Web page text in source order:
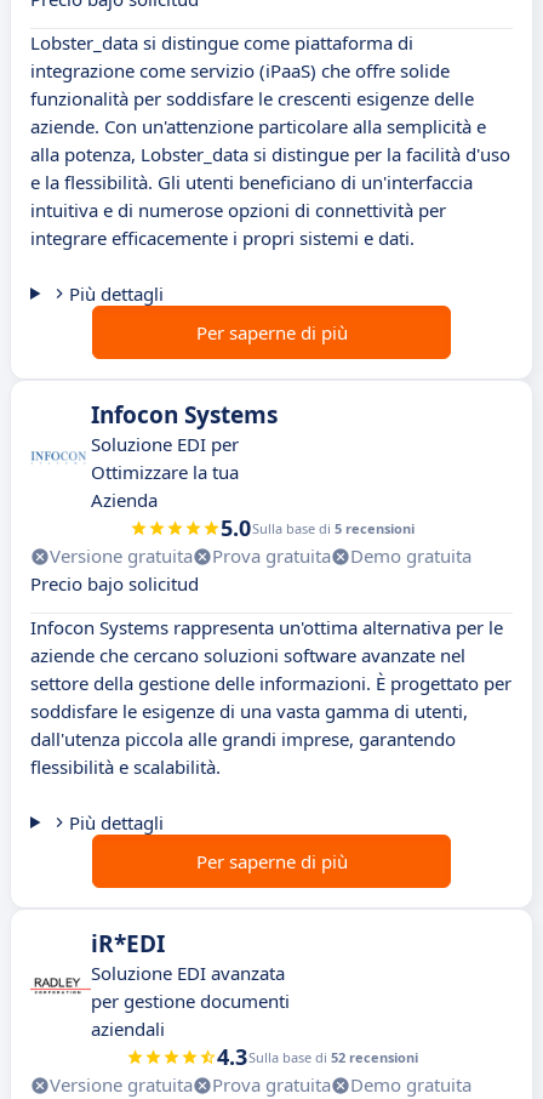
Lobster_data si distingue come piattaforma di
integrazione come servizio (iPaaS) che offre solide
funzionalità per soddisfare le crescenti esigenze delle
aziende. Con un'attenzione particolare alla semplicità e
alla potenza, Lobster_data si distingue per la facilità d'uso
e la flessibilità. Gli utenti beneficiano di un'interfaccia
intuitiva e di numerose opzioni di connettività per
integrare efficacemente i propri sistemi e dati.
Più dettagli
Per saperne di più
Infocon Systems
Soluzione EDI per
Ottimizzare la tua
Azienda
5.0Sulla base di 5 recensioni
Versione gratuita Prova gratuita
Demo gratuita
Precio bajo solicitud
Infocon Systems rappresenta un'ottima alternativa per le
aziende che cercano soluzioni software avanzate nel
settore della gestione delle informazioni. È progettato per
soddisfare le esigenze di una vasta gamma di utenti,
dall'utenza piccola alle grandi imprese, garantendo
flessibilità e scalabilità.
Più dettagli
Per saperne di più
iR*EDI
Soluzione EDI avanzata
per gestione documenti
aziendali
4.3Sulla base di 52 recensioni
Versione gratuita Prova gratuita
Demo gratuita